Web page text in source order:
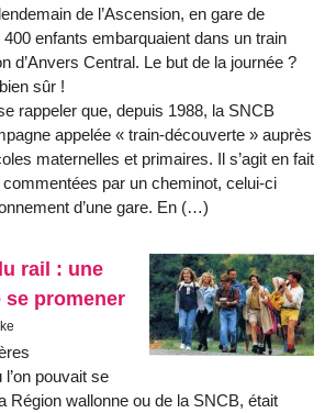
de l’Ascension, en gare de
enfants embarquaient dans un train
d’Anvers Central. Le but de la journée ?
sûr !
rappeler que, depuis 1988, la SNCB
appelée « train-découverte » auprès
maternelles et primaires. Il s’agit en fait
par un cheminot, celui-ci
d’une gare. En (…)
rail : une
se promener
l’on pouvait se
Région wallonne ou de la SNCB, était